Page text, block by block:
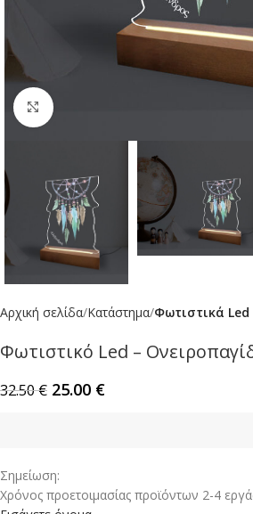
Click to enlarge
Αρχική σελίδα Κατάστημα Φωτιστικά Led
Φωτιστικό Led –
32.50€ 25.00 €
Σημείωση:
Χρόνος προετοιμασίας προϊόντων 2-4